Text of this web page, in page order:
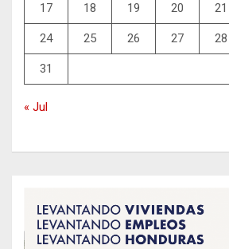
17 18 19 20 21
24 25 26 27 28
31
« Jul